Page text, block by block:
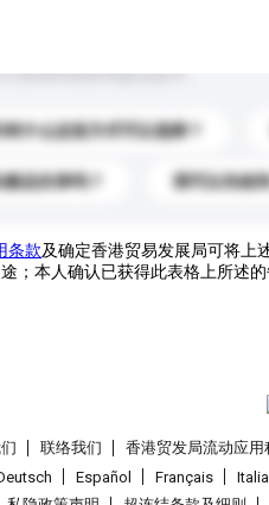
添加到你的询盘信息中。
有什么运送方式可以选择？
品目录吗？ 我可以先收
条款及确定香港贸易发展局可将上
；本人确认已获得此表格上所述
联络我们 香港贸发局流动应用
Español Français